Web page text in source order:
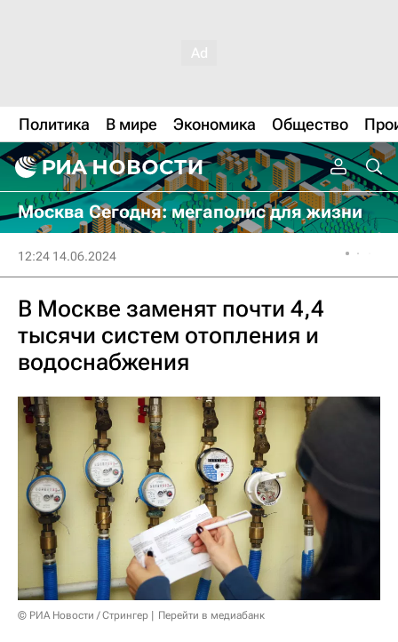
Политика В мире Экономика Общество
Москва Сегодня: мегаполис для жизни
12:24 14.06.2024
В Москве заменят почти 4,4
тысячи систем отопления и
водоснабжения
© РИА Новости / Стрингер Перейти в медиабанк